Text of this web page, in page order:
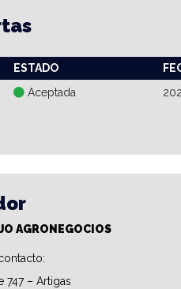
ESTADO
Aceptada
AGRONEGOCIOS
747 – Artigas